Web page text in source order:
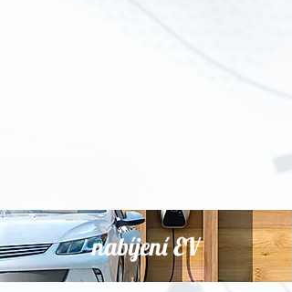
nabíjení EV